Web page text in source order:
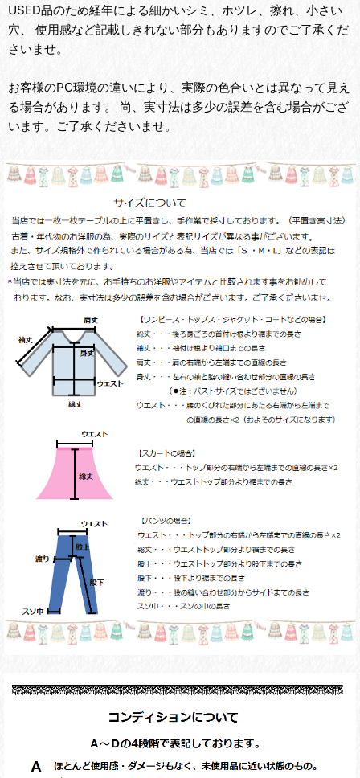
USED品のため経年による細かいシミ、ホツレ、擦れ、小さい
穴、 使用感など記載しきれない部分もありますのでご了承くだ
さいませ。
お客様のPC環境の違いにより、実際の色合いとは異なって見え
る場合があります。 尚、実寸法は多少の誤差を含む場合がござ
います。ご了承くださいませ。